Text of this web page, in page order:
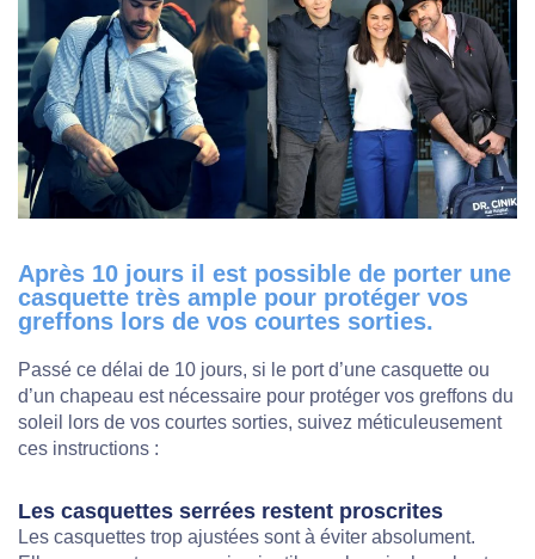
Après 10 jours il est possible de porter une
casquette très ample pour protéger vos
greffons lors de vos courtes sorties.
Passé ce délai de 10 jours, si le port d’une casquette ou
d’un chapeau est nécessaire pour protéger vos greffons du
soleil lors de vos courtes sorties, suivez méticuleusement
ces instructions :
Les casquettes serrées restent proscrites
Les casquettes trop ajustées sont à éviter absolument.